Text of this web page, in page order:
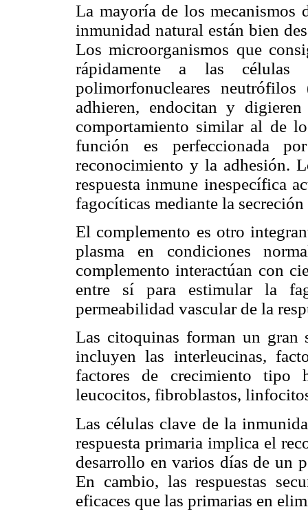
La mayoría de los mecanismos
inmunidad natural están bien
Los microorganismos que
rápidamente a las células
polimorfonucleares
adhieren, endocitan y
comportamiento similar al de
función es perfeccionada
reconocimiento y la adhesión.
respuesta inmune inespecífica
fagocíticas mediante la
El complemento es otro
plasma en condiciones
complemento interactúan con
entre sí para estimular la
permeabilidad vascular de la
Las citoquinas forman un gran
incluyen las interleucinas,
factores de crecimiento tipo
leucocitos, fibroblastos,
Las células clave de la
respuesta primaria implica el
desarrollo en varios días de un
En cambio, las respuestas
eficaces que las primarias en